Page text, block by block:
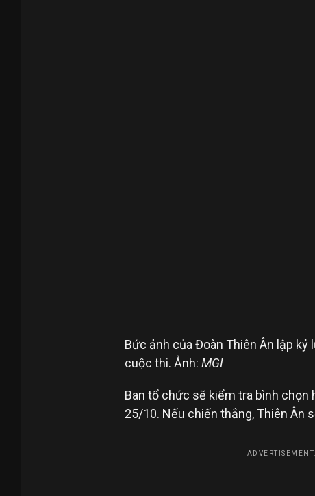
Bức ảnh của Đoàn Thiên Ân lập
cuộc thi. Ảnh: MGI
Ban tổ chức sẽ kiểm tra bình chọn
25/10. Nếu chiến thắng, Thiên Ân